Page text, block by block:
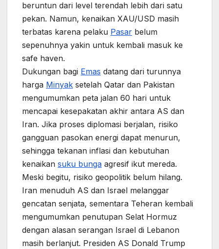
beruntun dari level terendah lebih dari satu
pekan. Namun, kenaikan XAU/USD masih
terbatas karena pelaku Pasar belum
sepenuhnya yakin untuk kembali masuk ke
safe haven.
Dukungan bagi Emas datang dari turunnya
harga Minyak setelah Qatar dan Pakistan
mengumumkan peta jalan 60 hari untuk
mencapai kesepakatan akhir antara AS dan
Iran. Jika proses diplomasi berjalan, risiko
gangguan pasokan energi dapat menurun,
sehingga tekanan inflasi dan kebutuhan
kenaikan suku bunga agresif ikut mereda.
Meski begitu, risiko geopolitik belum hilang.
Iran menuduh AS dan Israel melanggar
gencatan senjata, sementara Teheran kembali
mengumumkan penutupan Selat Hormuz
dengan alasan serangan Israel di Lebanon
masih berlanjut. Presiden AS Donald Trump